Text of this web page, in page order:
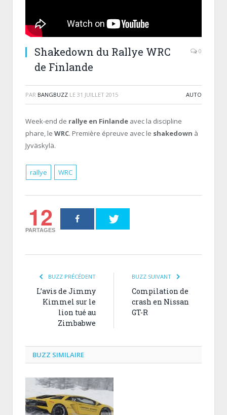
Shakedown du Rallye WRC
de Finlande
0
PAR BANGBUZZ LE 31 JUILLET 2015 AUTO
Week-end de rallye en Finlande avec la discipline
phare, le WRC. Première épreuve avec le shakedown à
Jyväskylä.
rallye WRC
12
PARTAGES
BUZZ PRÉCÉDENT
L’avis de Jimmy
Kimmel sur le
lion tué au
Zimbabwe
BUZZ SUIVANT
Compilation de
crash en Nissan
GT-R
BUZZ SIMILAIRE